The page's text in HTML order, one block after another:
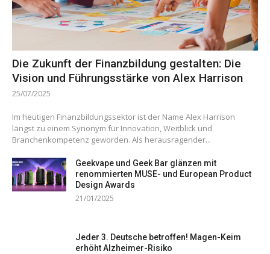
Die Zukunft der Finanzbildung gestalten: Die
Vision und Führungsstärke von Alex Harrison
25/07/2025
Im heutigen Finanzbildungssektor ist der Name Alex Harrison
längst zu einem Synonym für Innovation, Weitblick und
Branchenkompetenz geworden. Als herausragender...
Geekvape und Geek Bar glänzen mit
renommierten MUSE- und European Product
Design Awards
21/01/2025
Jeder 3. Deutsche betroffen! Magen-Keim
erhöht Alzheimer-Risiko